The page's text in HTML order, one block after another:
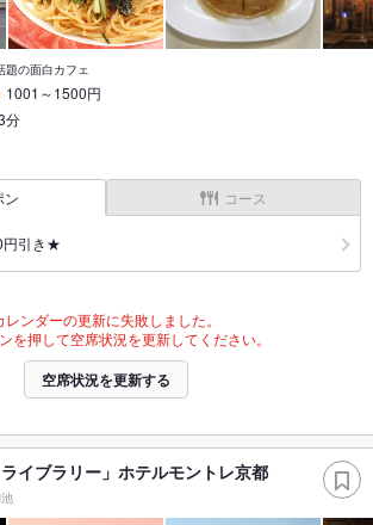
の面白カフェ
1001～1500円
分
ン コース
円引き★
レンダーの更新に失敗しました。
を押して空席状況を更新してください。
空席状況を更新する
イブラリー」ホテルモントレ京都